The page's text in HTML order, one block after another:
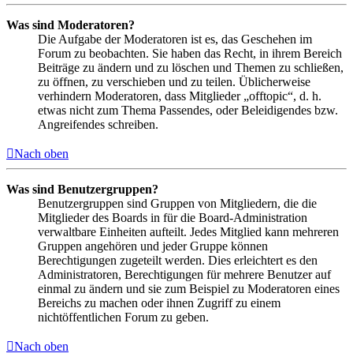
Was sind Moderatoren?
Die Aufgabe der Moderatoren ist es, das Geschehen im
Forum zu beobachten. Sie haben das Recht, in ihrem Bereich
Beiträge zu ändern und zu löschen und Themen zu schließen,
zu öffnen, zu verschieben und zu teilen. Üblicherweise
verhindern Moderatoren, dass Mitglieder „offtopic“, d. h.
etwas nicht zum Thema Passendes, oder Beleidigendes bzw.
Angreifendes schreiben.
Nach oben
Was sind Benutzergruppen?
Benutzergruppen sind Gruppen von Mitgliedern, die die
Mitglieder des Boards in für die Board-Administration
verwaltbare Einheiten aufteilt. Jedes Mitglied kann mehreren
Gruppen angehören und jeder Gruppe können
Berechtigungen zugeteilt werden. Dies erleichtert es den
Administratoren, Berechtigungen für mehrere Benutzer auf
einmal zu ändern und sie zum Beispiel zu Moderatoren eines
Bereichs zu machen oder ihnen Zugriff zu einem
nichtöffentlichen Forum zu geben.
Nach oben